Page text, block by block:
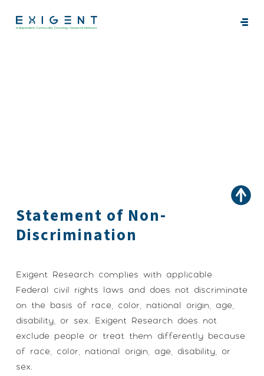
Statement of Non-
Discrimination
Exigent Research complies with applicable
Federal civil rights laws and does not discriminate
on the basis of race, color, national origin, age,
disability, or sex. Exigent Research does not
exclude people or treat them differently because
of race, color, national origin, age, disability, or
sex.